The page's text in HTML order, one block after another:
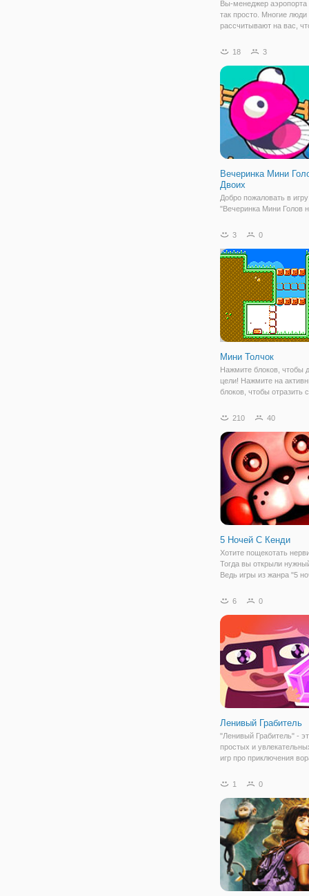
Вы-менеджер аэропорта
так просто. Многие люди
рассчитывают на вас,
Выбрать из набора
Особенности: •
уровней.
18 3
Вечеринка Мини
Двоих
Добро пожаловать в игру
"Вечеринка Мини Голов
Только радость, смех и
присоединиться к
головами и от души
крутой
3 0
Мини Толчок
Нажмите блоков, чтобы
цели! Нажмите на
блоков, чтобы отразить
интересный лабиринт
ловушек. Помощь наш
мини чтобы
210 40
5 Ночей С Кенди
Хотите пощекотать
Тогда вы открыли
Ведь игры из жанра "5
страхами и постоянным
произойдет что-то
игрой из данного
6 0
Ленивый Грабитель
"Ленивый Грабитель" -
простых и
игр про приключения
даже в вопросах
ему совершать кражу
драгоценных камней.
1 0